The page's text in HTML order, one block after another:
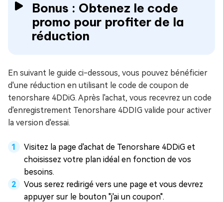
Bonus : Obtenez le code
promo pour profiter de la
réduction
En suivant le guide ci-dessous, vous pouvez bénéficier
d'une réduction en utilisant le code de coupon de
tenorshare 4DDiG. Après l'achat, vous recevrez un code
d'enregistrement Tenorshare 4DDIG valide pour activer
la version d'essai.
Visitez la page d'achat de Tenorshare 4DDiG et
choisissez votre plan idéal en fonction de vos
besoins.
Vous serez redirigé vers une page et vous devrez
appuyer sur le bouton "j'ai un coupon".